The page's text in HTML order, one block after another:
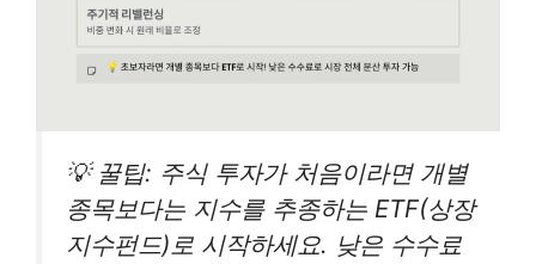
💡 꿀팁: 주식 투자가 처음이라면 개별
종목보다는 지수를 추종하는 ETF(상장
지수펀드)로 시작하세요. 낮은 수수료